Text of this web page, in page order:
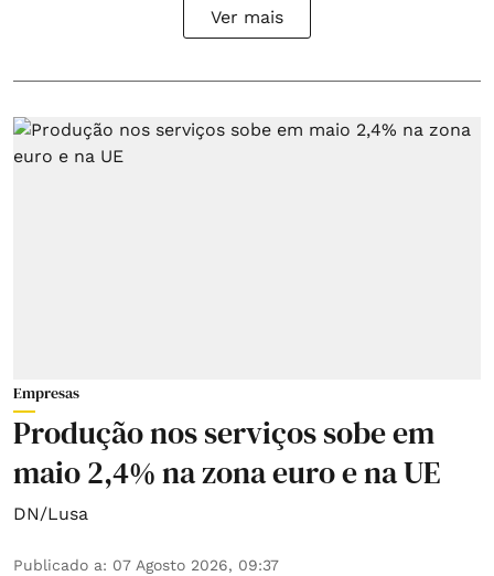
Ver mais
Empresas
Produção nos serviços sobe em
maio 2,4% na zona euro e na UE
DN/Lusa
Publicado a: 07 Agosto 2026, 09:37